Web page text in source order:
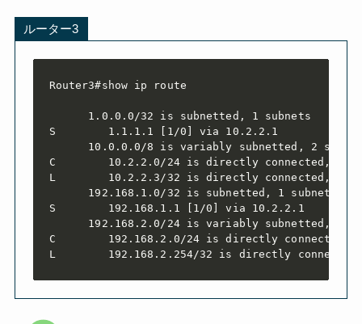
ルーター3
Router3#show ip route
      1.0.0.0/32 is subnetted, 1 subnets
S        1.1.1.1 [1/0] via 10.2.2.1
10.0.0.0/8 is variably subnetted, 2
C        10.2.2.0/24 is directly connected,
L        10.2.2.3/32 is directly connected,
      192.168.1.0/32 is subnetted, 1 subnets
S        192.168.1.1 [1/0] via 10.2.2.1
192.168.2.0/24 is variably subnetted, 2
C        192.168.2.0/24 is directly connected,
L        192.168.2.254/32 is directly connected,